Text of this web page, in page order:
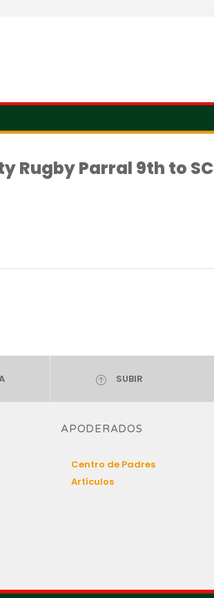
Rugby Parral 9th to SC
SUBIR
APODERADOS
Centro de Padres
Artículos